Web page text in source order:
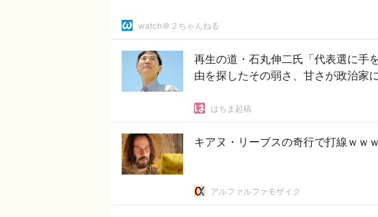
watch＠２ちゃんねる
再生の道・石丸伸二氏「代表選に手
由を探したその弱さ、甘さが政治家
はちま起稿
キアヌ・リーブスの奇行で打線ｗｗ
アルファルファモザイク